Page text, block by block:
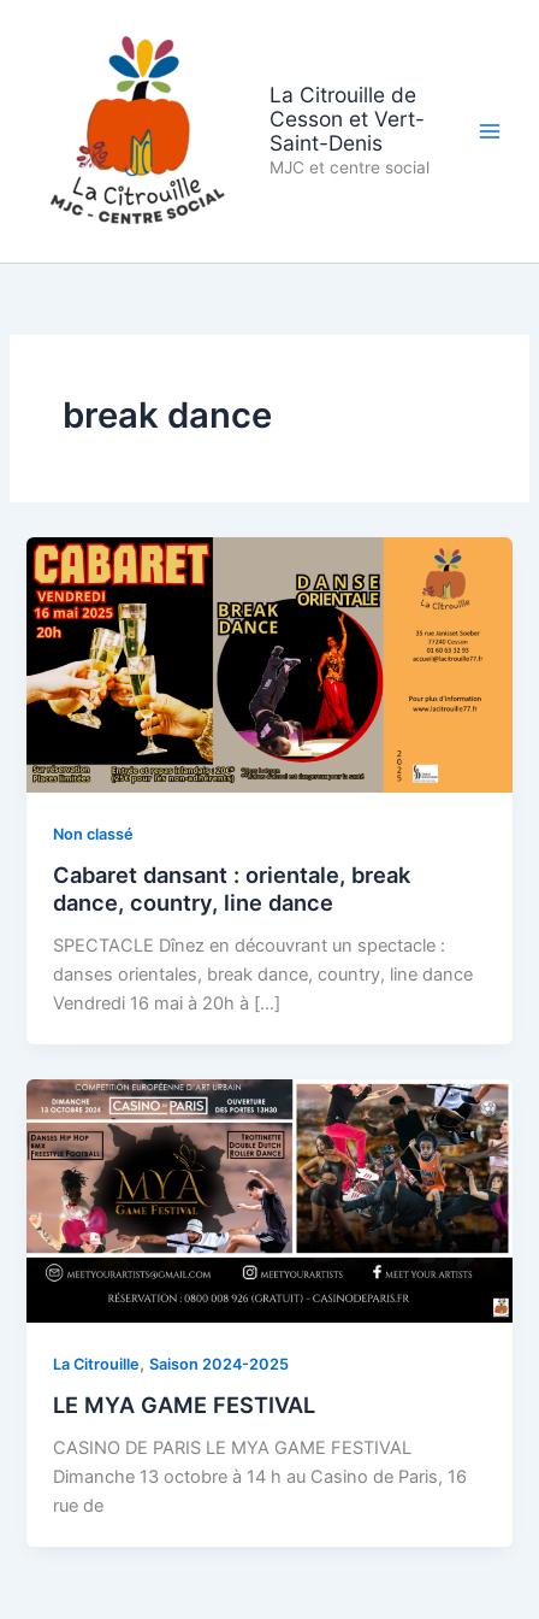
La Citrouille de
Cesson et Vert-
Saint-Denis
MJC et centre social
break dance
Non classé
Cabaret dansant : orientale, break
dance, country, line dance
SPECTACLE Dînez en découvrant un spectacle :
danses orientales, break dance, country, line dance
Vendredi 16 mai à 20h à […]
La Citrouille,Saison 2024-2025
LE MYA GAME FESTIVAL
CASINO DE PARIS LE MYA GAME FESTIVAL
Dimanche 13 octobre à 14 h au Casino de Paris, 16
rue de